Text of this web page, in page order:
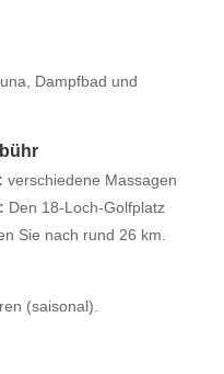
Dampfbad und
verschiedene Massagen
Den 18-Loch-Golfplatz
Sie nach rund 26 km.
(saisonal).